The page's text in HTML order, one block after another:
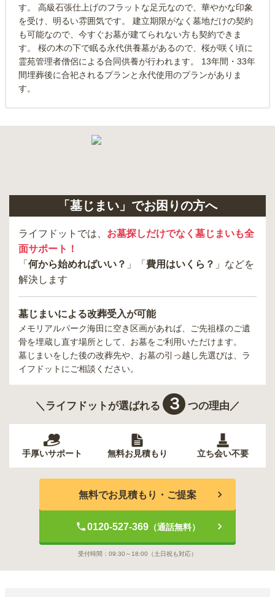
す。 高級石張仕上げのフラットな足元なので、華やかな印象
を受け、明るい雰囲気です。 建立期限がなく墓地だけの契約
も可能なので、今すぐお墓が建てられない方も契約できま
す。 桜の木の下で眠る永代供養墓があるので、桜が咲く頃に
霊苑管理者僧侶による合同供養が行われます。 13年間・33年
間埋葬後に合祀されるプランと永代使用のプランがありま
す。
「墓じまい」でお困りの方へ
ライフドットでは、 お墓探しだけでなく墓じまいも全
面サポート！
「 何から始めればいい？ 」「 費用はいくら？ 」などを
解決します
墓じまいによる改葬受入が可能
メモリアルパーク海田 に空き区画があれば、ご先祖様のご遺
骨を埋蔵し直す場所として、お墓をご利用いただけます。
墓じまいをした後の改葬先や、お墓の引っ越し先選びは、ラ
イフドットにご相談ください。
＼ライフドットが選ばれる ３ つの理由／
手厚いサポート 無料お見積もり 立ち会い不要
無料でお見積もり・ご提案
0120-527-369（通話無料）
受付時間： 09:30～18:00 （土日祝も対応）